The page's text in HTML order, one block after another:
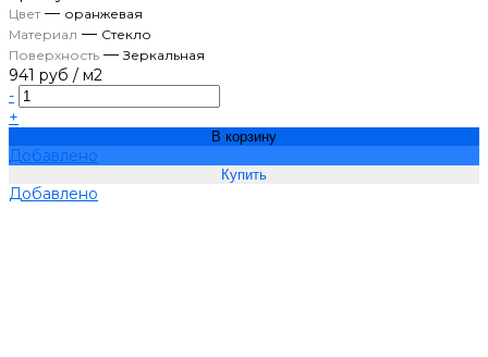
Цвет— оранжевая
Материал — Стекло
Поверхность —Зеркальная
941 руб / м2
-
+
В корзину
Добавлено
Добавлено